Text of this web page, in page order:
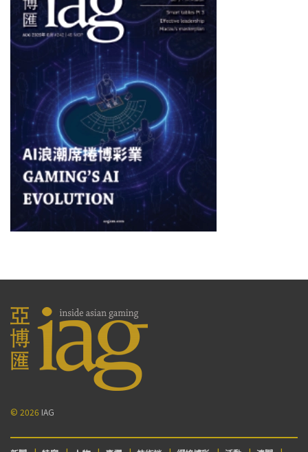
© 2026 IAG